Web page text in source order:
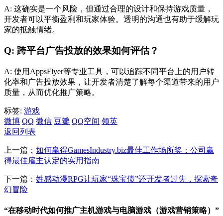
A: 这确实是一个风险，但通过合理的设计和保持游戏质量，
开发者可以平衡盈利和玩家体验。透明的沟通也有助于缓解玩
家的抵触情绪。
Q: 跨平台广告投放的效果如何评估？
A: 使用AppsFlyer等专业工具，可以追踪不同平台上的用户转
化率和广告投放效果，让开发者清楚了解每个渠道带来的用户
质量，从而优化推广策略。
标签: 游戏
微博 QQ 微信 豆瓣 QQ空间 领英
返回列表
上一篇： 如何赢得GamesIndustry.biz最佳工作场所奖：公司赢
得最佳雇主认定的实用指南
下一篇： 姓感动漫RPG让玩家“珠宝债”还开发者过失，探索奇
幻冒险
“在移动时代如何推广主机游戏与电脑游戏（游戏营销策略）”